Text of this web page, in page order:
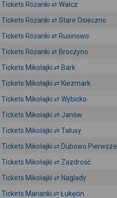
Tickets Różanki ⇄ Wałcz
Tickets Różanki ⇄ Stare Osieczno
Tickets Różanki ⇄ Rusinowo
Tickets Różanki ⇄ Broczyno
Tickets Mikołajki ⇄ Bark
Tickets Mikołajki ⇄ Kiezmark
Tickets Mikołajki ⇄ Wybicko
Tickets Mikołajki ⇄ Janów
Tickets Mikołajki ⇄ Talusy
Tickets Mikołajki ⇄ Dubowo Pierwsze
Tickets Mikołajki ⇄ Zazdrość
Tickets Mikołajki ⇄ Naglady
Tickets Marianki ⇄ Łukęcin